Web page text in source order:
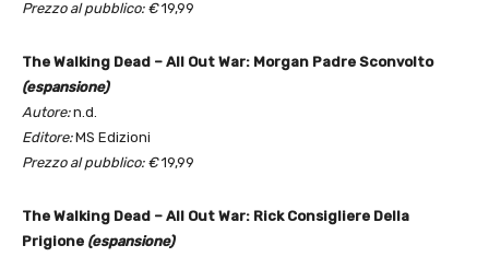
Prezzo al pubblico: €19,99
The Walking Dead – All Out War: Morgan Padre Sconvolto
(espansione)
Autore:n.d.
Editore:MS Edizioni
Prezzo al pubblico: €19,99
The Walking Dead – All Out War: Rick Consigliere Della
Prigione (espansione)